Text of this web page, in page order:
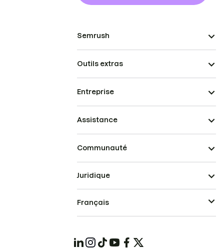
Semrush
Outils extras
Entreprise
Assistance
Communauté
Juridique
Français